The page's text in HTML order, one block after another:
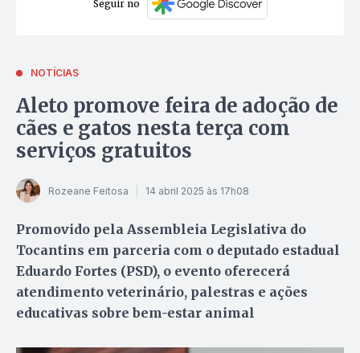
Seguir no
NOTÍCIAS
Aleto promove feira de adoção de
cães e gatos nesta terça com
serviços gratuitos
Rozeane Feitosa 14 abril 2025 às 17h08
Promovido pela Assembleia Legislativa do
Tocantins em parceria com o deputado estadual
Eduardo Fortes (PSD), o evento oferecerá
atendimento veterinário, palestras e ações
educativas sobre bem-estar animal